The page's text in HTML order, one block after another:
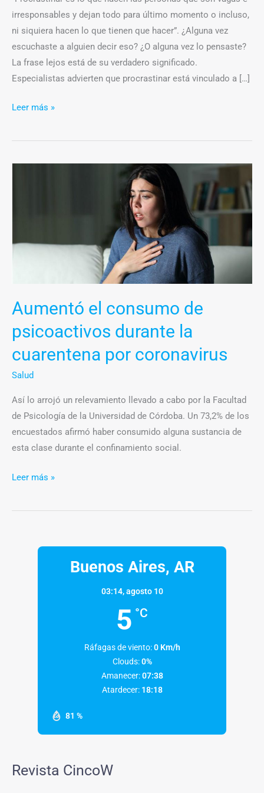
irresponsables y dejan todo para último momento o incluso,
ni siquiera hacen lo que tienen que hacer”. ¿Alguna vez
escuchaste a alguien decir eso? ¿O alguna vez lo pensaste?
La frase lejos está de su verdadero significado.
Especialistas advierten que procrastinar está vinculado a […]
Leer más »
Aumentó el consumo de
psicoactivos durante la
cuarentena por coronavirus
Salud
Así lo arrojó un relevamiento llevado a cabo por la Facultad
de Psicología de la Universidad de Córdoba. Un 73,2% de los
encuestados afirmó haber consumido alguna sustancia de
esta clase durante el confinamiento social.
durante
coronavirus
Leer más »
Buenos Aires, AR
03:14,agosto 10
5 °C
81 %
Ráfagas de viento: 0 Km/h
Clouds: 0%
Amanecer: 07:38
Atardecer: 18:18
Revista CincoW